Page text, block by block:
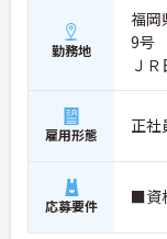
勤務地
福岡
9号
Ｊ
雇用形態 正社
応募要件 ■資